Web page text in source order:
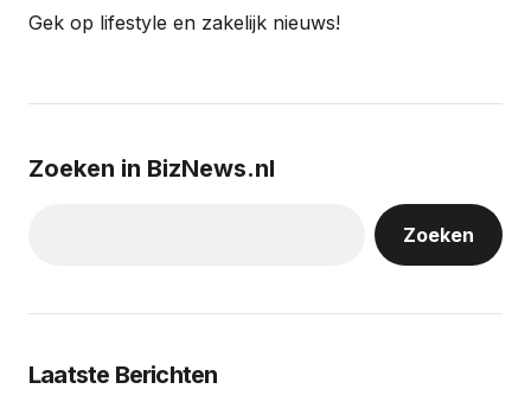
Gek op lifestyle en zakelijk nieuws!
Zoeken in BizNews.nl
Zoeken
Laatste Berichten